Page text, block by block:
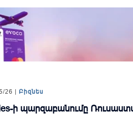
26 | Բիզնես
ի պարզաբանումը
IDBank-ը